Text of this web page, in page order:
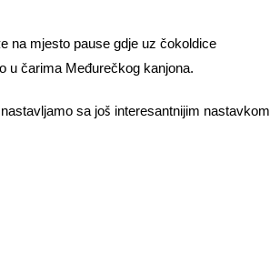
na mjesto pause gdje uz čokoldice
u čarima Međurečkog kanjona.
sa još interesantnijim nastavkom